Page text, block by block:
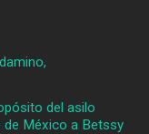
del asilo
México a Betssy